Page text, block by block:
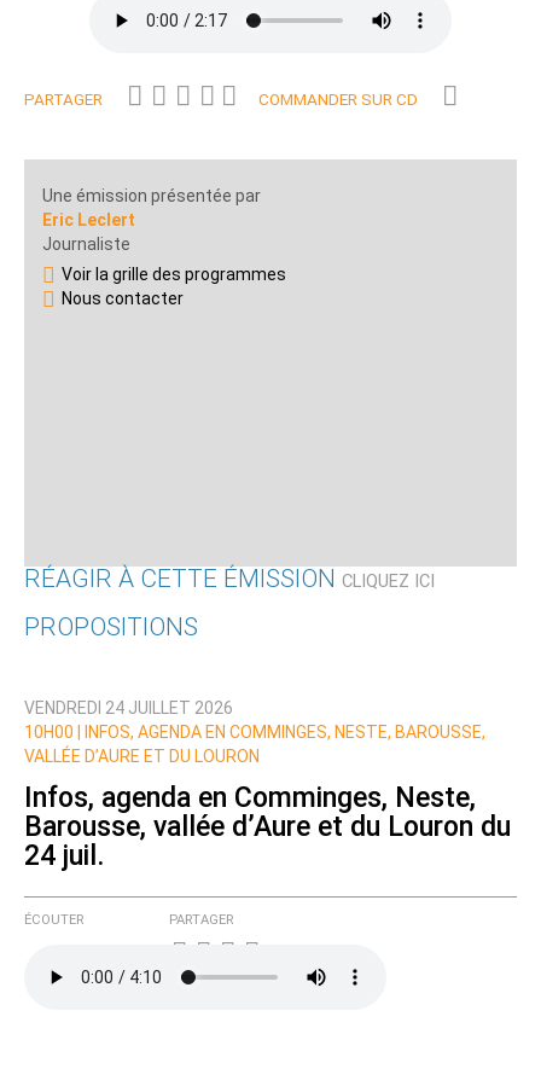
PARTAGER COMMANDER SUR CD
Une émission présentée par
Eric Leclert
Journaliste
Voir la grille des programmes
Nous contacter
RÉAGIR À CETTE ÉMISSION CLIQUEZ ICI
Nom
Courriel (non publié)
Ajoutez votre commentaire ici
PROPOSITIONS
VENDREDI 24 JUILLET 2026
10H00 |
INFOS, AGENDA EN COMMINGES, NESTE, BAROUSSE,
VALLÉE D’AURE ET DU LOURON
Infos, agenda en Comminges, Neste,
Barousse, vallée d’Aure et du Louron du
24 juil.
ÉCOUTER PARTAGER